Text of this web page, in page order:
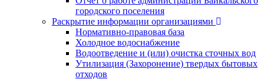
городского поселения
Раскрытие информации организациями
Нормативно-правовая база
Холодное водоснабжение
Водоотведение и (или) очистка сточных вод
Утилизация (Захоронение) твердых бытовых
отходов